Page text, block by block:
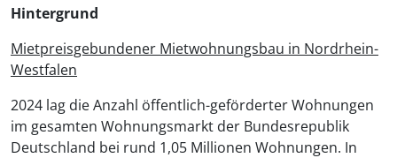
Hintergrund
Mietpreisgebundener Mietwohnungsbau in Nordrhein-
Westfalen
2024 lag die Anzahl öffentlich-geförderter Wohnungen
im gesamten Wohnungsmarkt der Bundesrepublik
Deutschland bei rund 1,05 Millionen Wohnungen. In